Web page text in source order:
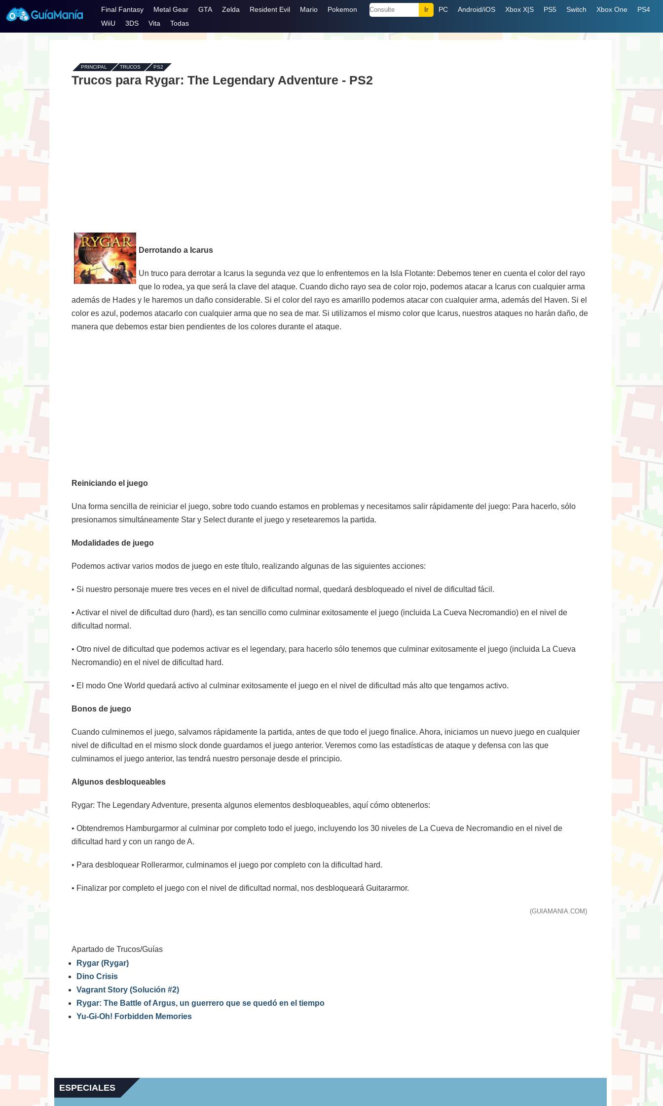
Final Fantasy Metal Gear GTA Zelda Resident Evil Mario Pokemon PC Android/iOS Xbox X|S PS5 Switch Xbox One
PS4
WiiU
3DS Vita Todas
PRINCIPAL - TRUCOS- PS2
Trucos para Rygar: The Legendary Adventure - PS2
Derrotando a Icarus
Un truco para derrotar a Icarus la segunda vez que lo enfrentemos en la Isla Flotante: Debemos tener en cuenta el color del rayo
que lo rodea, ya que será la clave del ataque. Cuando dicho rayo sea de color rojo, podemos atacar a Icarus con cualquier arma
además de Hades y le haremos un daño considerable. Si el color del rayo es amarillo podemos atacar con cualquier arma, además del Haven. Si el
color es azul, podemos atacarlo con cualquier arma que no sea de mar. Si utilizamos el mismo color que Icarus, nuestros ataques no harán daño, de
manera que debemos estar bien pendientes de los colores durante el ataque.
Reiniciando el juego
Una forma sencilla de reiniciar el juego, sobre todo cuando estamos en problemas y necesitamos salir rápidamente del juego: Para hacerlo, sólo
presionamos simultáneamente Star y Select durante el juego y resetearemos la partida.
Modalidades de juego
Podemos activar varios modos de juego en este título, realizando algunas de las siguientes acciones:
• Si nuestro personaje muere tres veces en el nivel de dificultad normal, quedará desbloqueado el nivel de dificultad fácil.
• Activar el nivel de dificultad duro (hard), es tan sencillo como culminar exitosamente el juego (incluida La Cueva Necromandio) en el nivel de
dificultad normal.
• Otro nivel de dificultad que podemos activar es el legendary, para hacerlo sólo tenemos que culminar exitosamente el juego (incluida La Cueva
Necromandio) en el nivel de dificultad hard.
• El modo One World quedará activo al culminar exitosamente el juego en el nivel de dificultad más alto que tengamos activo.
Bonos de juego
Cuando culminemos el juego, salvamos rápidamente la partida, antes de que todo el juego finalice. Ahora, iniciamos un nuevo juego en cualquier
nivel de dificultad en el mismo slock donde guardamos el juego anterior. Veremos como las estadísticas de ataque y defensa con las que
culminamos el juego anterior, las tendrá nuestro personaje desde el principio.
Algunos desbloqueables
Rygar: The Legendary Adventure, presenta algunos elementos desbloqueables, aquí cómo obtenerlos:
• Obtendremos Hamburgarmor al culminar por completo todo el juego, incluyendo los 30 niveles de La Cueva de Necromandio en el nivel de
dificultad hard y con un rango de A.
• Para desbloquear Rollerarmor, culminamos el juego por completo con la dificultad hard.
• Finalizar por completo el juego con el nivel de dificultad normal, nos desbloqueará Guitararmor.
(GUIAMANIA.COM)
Apartado de Trucos/Guías
Rygar (Rygar)
Dino Crisis
Vagrant Story (Solución #2)
Rygar: The Battle of Argus, un guerrero que se quedó en el tiempo
Yu-Gi-Oh! Forbidden Memories
ESPECIALES